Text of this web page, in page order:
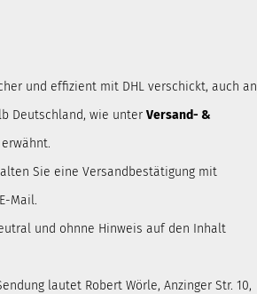
und effizient mit DHL verschickt, auch an
Deutschland, wie unter Versand- &
erwähnt.
Sie eine Versandbestätigung mit
Mail.
und ohnne Hinweis auf den Inhalt
lautet Robert Wörle, Anzinger Str. 10,